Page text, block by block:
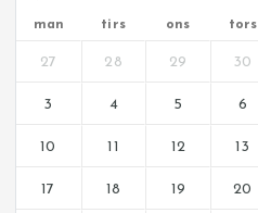
man tirs ons tors
27 28 29 30
3 4 5 6
10 11 12 13
17 18 19 20